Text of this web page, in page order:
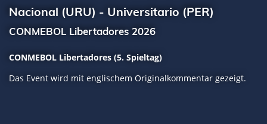
Nacional (URU) - Universitario (PER)
CONMEBOL Libertadores 2026
CONMEBOL Libertadores (5. Spieltag)
Das Event wird mit englischem Originalkommentar gezeigt.